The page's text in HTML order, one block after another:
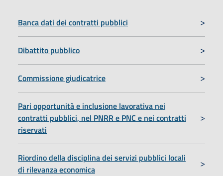
Banca dati dei contratti pubblici
Dibattito pubblico
Commissione giudicatrice
Pari opportunità e inclusione lavorativa nei
contratti pubblici, nel PNRR e PNC e nei contratti
riservati
Riordino della disciplina dei servizi pubblici locali
di rilevanza economica